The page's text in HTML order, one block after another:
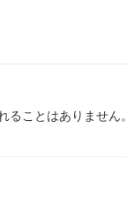
ることはありません。